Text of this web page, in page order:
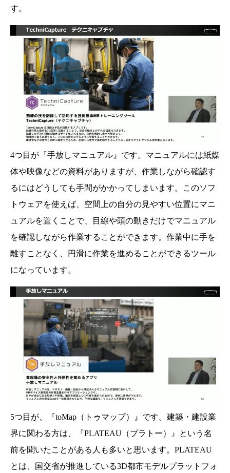
す。
4つ目が『手放しマニュアル』です。マニュアルには紙媒
体や映像などの資料がありますが、作業しながら確認す
るにはどうしても手間がかかってしまいます。このソフ
トウェアを使えば、空間上の自分の見やすい位置にマニ
ュアルを置くことで、目線や頭の動きだけでマニュアル
を確認しながら作業することができます。作業中に手を
離すことなく、円滑に作業を進めることができるツール
になっています。
5つ目が、『toMap（トゥマップ）』です。建築・建設業
界に関わる方は、『PLATEAU（プラトー）』という名
前を聞いたことがある人も多いと思います。PLATEAU
とは、国交省が推進している3D都市モデルプラットフォ